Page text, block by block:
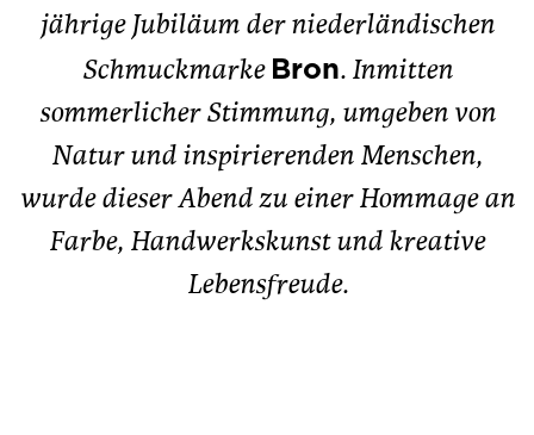
jährige Jubiläum der niederländischen
Schmuckmarke Bron. Inmitten
sommerlicher Stimmung, umgeben von
Natur und inspirierenden Menschen,
wurde dieser Abend zu einer Hommage an
Farbe, Handwerkskunst und kreative
Lebensfreude.